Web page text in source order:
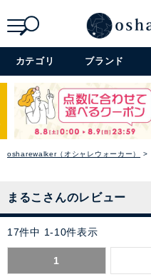
カテゴリ ブランド
osharewalker（オシャレウォーカー）
まるこさんのレビュー
17件中 1-10件表示
1